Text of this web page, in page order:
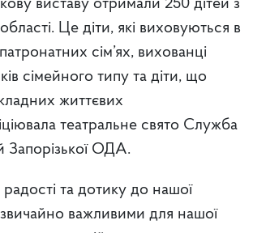
виставу отримали 250 дітей з
Це діти, які виховуються в
сім’ях, вихованці
сімейного типу та діти, що
життєвих
театральне свято Служба
Запорізької ОДА.
та дотику до нашої
важливими для нашої